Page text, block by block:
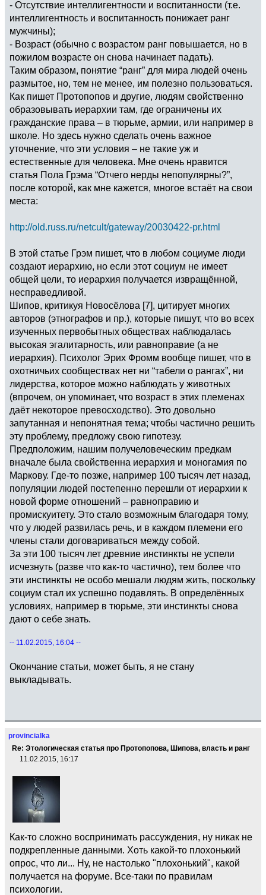
- Отсутствие интеллигентности и воспитанности (т.е.
интеллигентность и воспитанность понижает ранг
мужчины);
- Возраст (обычно с возрастом ранг повышается, но в
пожилом возрасте он снова начинает падать).
Таким образом, понятие “ранг” для мира людей очень
размытое, но, тем не менее, им полезно пользоваться.
Как пишет Протопопов и другие, людям свойственно
образовывать иерархии там, где ограничены их
гражданские права – в тюрьме, армии, или например в
школе. Но здесь нужно сделать очень важное
уточнение, что эти условия – не такие уж и
естественные для человека. Мне очень нравится
статья Пола Грэма “Отчего нерды непопулярны?”,
после которой, как мне кажется, многое встаёт на свои
места:
http://old.russ.ru/netcult/gateway/20030422-pr.html
В этой статье Грэм пишет, что в любом социуме люди
создают иерархию, но если этот социум не имеет
общей цели, то иерархия получается извращённой,
несправедливой.
Шипов, критикуя Новосёлова [7], цитирует многих
авторов (этнографов и пр.), которые пишут, что во всех
изученных первобытных обществах наблюдалась
высокая эгалитарность, или равноправие (а не
иерархия). Психолог Эрих Фромм вообще пишет, что в
охотничьих сообществах нет ни “табели о рангах”, ни
лидерства, которое можно наблюдать у животных
(впрочем, он упоминает, что возраст в этих племенах
даёт некоторое превосходство). Это довольно
запутанная и непонятная тема; чтобы частично решить
эту проблему, предложу свою гипотезу.
Предположим, нашим получеловеческим предкам
вначале была свойственна иерархия и моногамия по
Маркову. Где-то позже, например 100 тысяч лет назад,
популяции людей постепенно перешли от иерархии к
новой форме отношений – равноправию и
промискуитету. Это стало возможным благодаря тому,
что у людей развилась речь, и в каждом племени его
члены стали договариваться между собой.
За эти 100 тысяч лет древние инстинкты не успели
исчезнуть (разве что как-то частично), тем более что
эти инстинкты не особо мешали людям жить, поскольку
социум стал их успешно подавлять. В определённых
условиях, например в тюрьме, эти инстинкты снова
дают о себе знать.
-- 11.02.2015, 16:04 --
Окончание статьи, может быть, я не стану
выкладывать.
provincialka
Re: Этологическая статья про Протопопова, Шипова, власть и ранг
11.02.2015, 16:17
Как-то сложно воспринимать рассуждения, ну никак не
подкрепленные данными. Хоть какой-то плохонький
опрос, что ли... Ну, не настолько "плохонький", какой
получается на форуме. Все-таки по правилам
психологии.